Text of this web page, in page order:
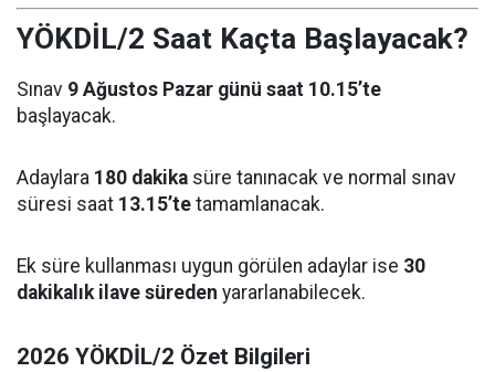
YÖKDİL/2 Saat Kaçta Başlayacak?
Sınav 9 Ağustos Pazar günü saat 10.15’te
başlayacak.
Adaylara 180 dakika süre tanınacak ve normal sınav
süresi saat 13.15’te tamamlanacak.
Ek süre kullanması uygun görülen adaylar ise 30
dakikalık ilave süreden yararlanabilecek.
2026 YÖKDİL/2 Özet Bilgileri